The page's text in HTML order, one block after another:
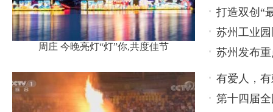
周庄 今晚亮灯“灯”你,共度佳节
打造双创“
苏州工业
苏州发布
有爱人，
第十四届